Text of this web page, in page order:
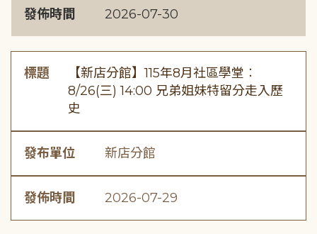
發佈時間 2026-07-30
標題
【新店分館】115年8月社區學堂︰
8/26(三) 14:00 兄弟姐妹特留分走入歷
史
發布單位 新店分館
發佈時間 2026-07-29